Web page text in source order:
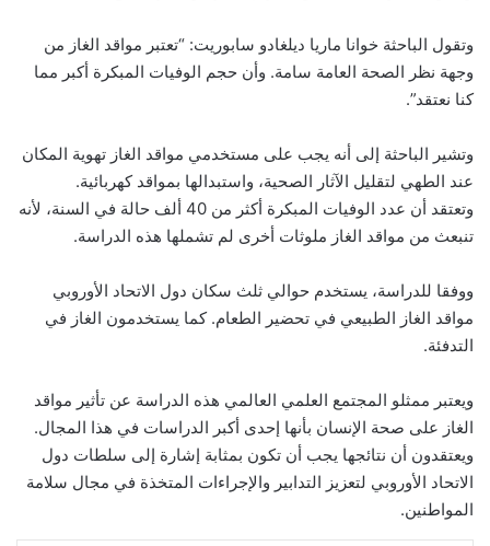
وتقول الباحثة خوانا ماريا ديلغادو سابوريت: “تعتبر مواقد الغاز من
وجهة نظر الصحة العامة سامة. وأن حجم الوفيات المبكرة أكبر مما
كنا نعتقد”.
وتشير الباحثة إلى أنه يجب على مستخدمي مواقد الغاز تهوية المكان
عند الطهي لتقليل الآثار الصحية، واستبدالها بمواقد كهربائية.
وتعتقد أن عدد الوفيات المبكرة أكثر من 40 ألف حالة في السنة، لأنه
تنبعث من مواقد الغاز ملوثات أخرى لم تشملها هذه الدراسة.
ووفقا للدراسة، يستخدم حوالي ثلث سكان دول الاتحاد الأوروبي
مواقد الغاز الطبيعي في تحضير الطعام. كما يستخدمون الغاز في
التدفئة.
ويعتبر ممثلو المجتمع العلمي العالمي هذه الدراسة عن تأثير مواقد
الغاز على صحة الإنسان بأنها إحدى أكبر الدراسات في هذا المجال.
ويعتقدون أن نتائجها يجب أن تكون بمثابة إشارة إلى سلطات دول
الاتحاد الأوروبي لتعزيز التدابير والإجراءات المتخذة في مجال سلامة
المواطنين.